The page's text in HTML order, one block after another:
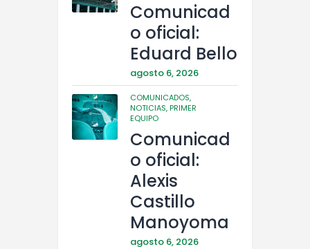
Comunicad
o oficial:
Eduard Bello
agosto 6, 2026
COMUNICADOS,
NOTICIAS,PRIMER
EQUIPO
Comunicad
o oficial:
Alexis
Castillo
Manoyoma
agosto 6, 2026